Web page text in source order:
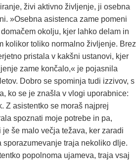
živi aktivno življenje, ji osebna
»Osebna asistenca zame pomeni
okolju, kjer lahko delam in
kolikor toliko normalno življenje. Brez
pristala v kakšni ustanovi, kjer
zame končalo,« je pojasnila
Dobro se spominja tudi izzivov, s
ko se je znašla v vlogi uporabnice:
Z asistentko se moraš najprej
spoznati moje potrebe in pa,
še malo večja težava, ker zaradi
sporazumevanje traja nekoliko dlje.
popolnoma ujameva, traja vsaj